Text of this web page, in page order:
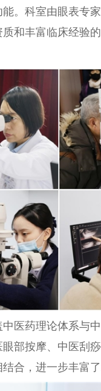
。科室由眼表专
和丰富临床经验
中医药理论体系与
眼部按摩、 中医刮
合，进一步丰富了